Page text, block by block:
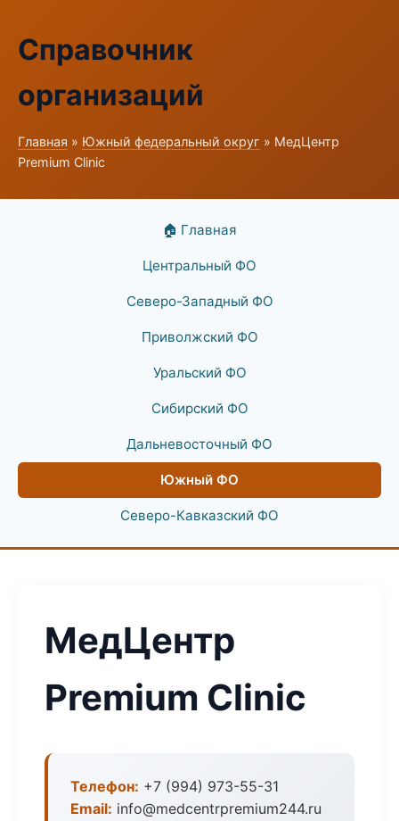
Справочник
организаций
Главная » Южный федеральный округ » МедЦентр
Premium Clinic
🏠 Главная
Центральный ФО
Северо-Западный ФО
Приволжский ФО
Уральский ФО
Сибирский ФО
Дальневосточный ФО
Южный ФО
Северо-Кавказский ФО
МедЦентр
Premium Clinic
Телефон: +7 (994) 973-55-31
Email: info@medcentrpremium244.ru